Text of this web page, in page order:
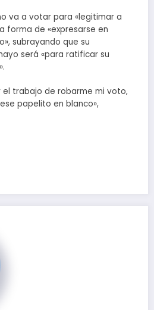
va a votar para «legitimar a
forma de «expresarse en
subrayando que su
será «para ratificar su
el trabajo de robarme mi voto,
papelito en blanco»,